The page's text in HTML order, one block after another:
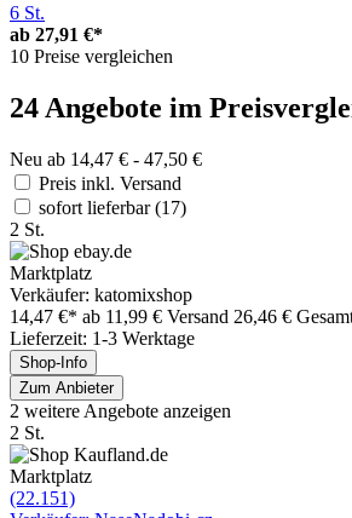
6 St.
ab 27,91 €*
10 Preise vergleichen
24 Angebote im
Neu ab 14,47 € - 47,50 €
Preis inkl. Versand
sofort lieferbar(17)
2 St.
Marktplatz
Verkäufer: katomixshop
14,47 €* ab 11,99 € Versand 26,46 €
Lieferzeit: 1-3 Werktage
Shop-Info
Zum Anbieter
2 weitere Angebote anzeigen
2 St.
Marktplatz
(22.151)